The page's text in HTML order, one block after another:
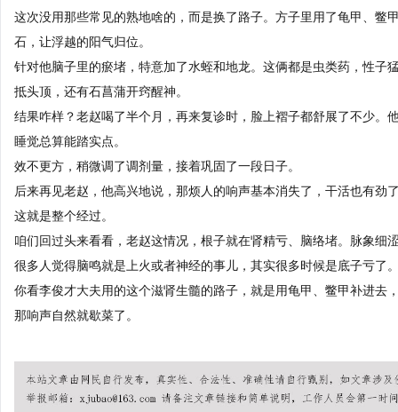
这次没用那些常见的熟地啥的，而是换了路子。方子里用了龟甲、鳖
石，让浮越的阳气归位。
针对他脑子里的瘀堵，特意加了水蛭和地龙。这俩都是虫类药，性子
抵头顶，还有石菖蒲开窍醒神。
结果咋样？老赵喝了半个月，再来复诊时，脸上褶子都舒展了不少。
睡觉总算能踏实点。
效不更方，稍微调了调剂量，接着巩固了一段日子。
后来再见老赵，他高兴地说，那烦人的响声基本消失了，干活也有劲
这就是整个经过。
咱们回过头来看看，老赵这情况，根子就在肾精亏、脑络堵。脉象细
很多人觉得脑鸣就是上火或者神经的事儿，其实很多时候是底子亏了
你看李俊才大夫用的这个滋肾生髓的路子，就是用龟甲、鳖甲补进去
那响声自然就歇菜了。